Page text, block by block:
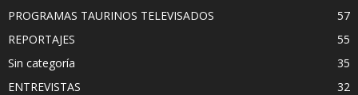
PROGRAMAS TAURINOS TELEVISADOS
57
REPORTAJES
55
Sin categoría
35
ENTREVISTAS
32